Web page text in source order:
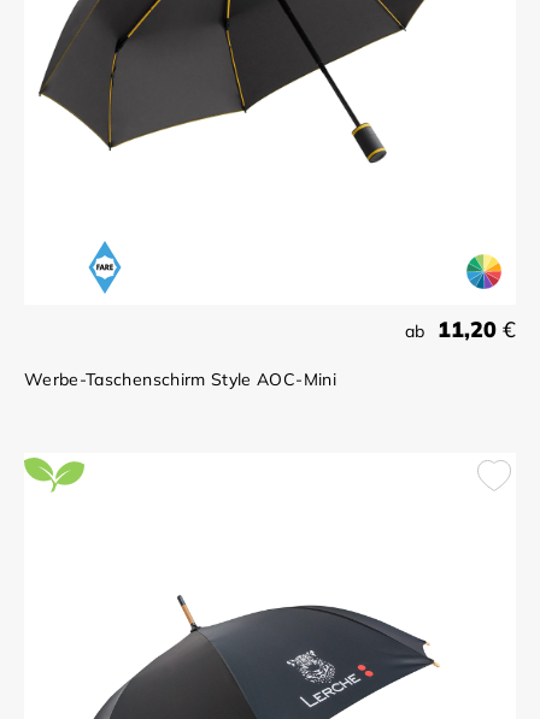
ab 11,20 €
Werbe-Taschenschirm Style AOC-Mini